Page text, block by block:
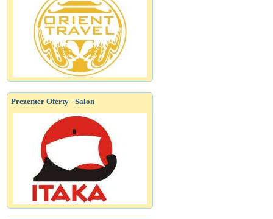
Prezenter Oferty - Salon